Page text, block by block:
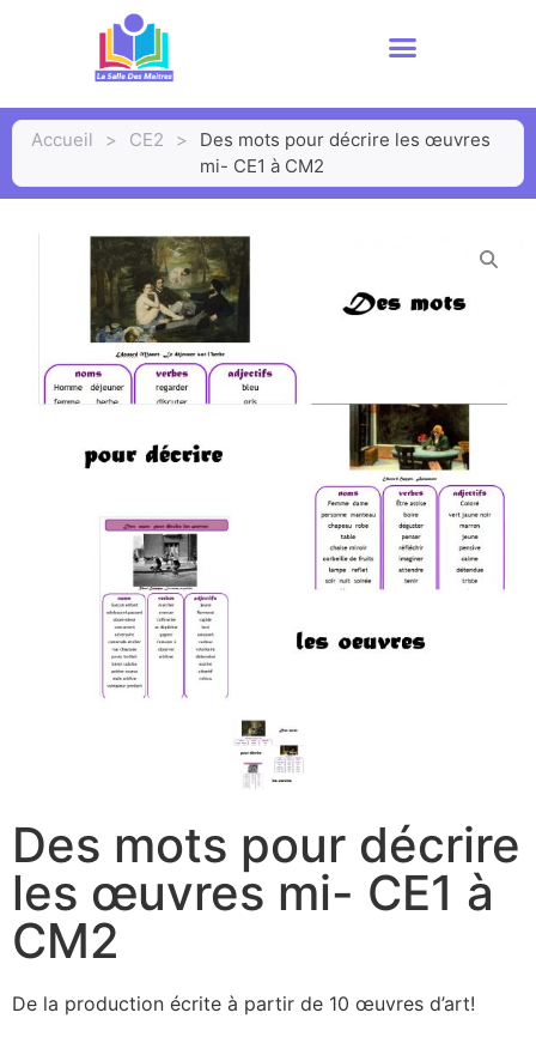
Accueil > CE2 >
Des mots pour décrire les œuvres
mi- CE1 à CM2
Des mots pour décrire
les œuvres mi- CE1 à
CM2
De la production écrite à partir de 10 œuvres d’art!